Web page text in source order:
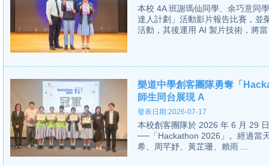
本校 4A 班謝瑪仙同學、余巧意同
達人計劃」活動影片報告比賽，並
活動，其後運用 AI 製片技術，將
樂道中學創客團隊勇奪「
師生同台展現 A
發表日期:2026-07-17
本校創客團隊於 2026 年 6 月 29
──「Hackathon 2026」。經過當
希、周芊妤、黃芷珊、賴雨 ...